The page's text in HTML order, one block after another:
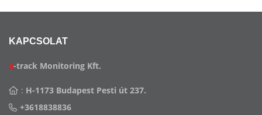
KAPCSOLAT
e-track Monitoring Kft.
: H-1173 Budapest Pesti út 237.
+3618838836